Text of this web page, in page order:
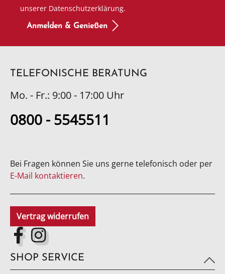
unserer Datenschutzerklärung.
Anmelden & Genießen
TELEFONISCHE BERATUNG
Mo. - Fr.: 9:00 - 17:00 Uhr
0800 - 5545511
Bei Fragen können Sie uns gerne telefonisch oder per
E-Mail kontaktieren.
Vertrag widerrufen
SHOP SERVICE